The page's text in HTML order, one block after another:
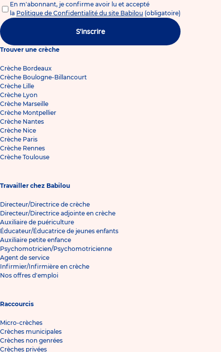
En m'abonnant, je confirme avoir lu et accepté
la Politique de Confidentialité du site Babilou (obligatoire)
S'inscrire
Trouver une crèche
Crèche Bordeaux
Crèche Boulogne-Billancourt
Crèche Lille
Crèche Lyon
Crèche Marseille
Crèche Montpellier
Crèche Nantes
Crèche Nice
Crèche Paris
Crèche Rennes
Crèche Toulouse
Travailler chez Babilou
Directeur/Directrice de crèche
Directeur/Directrice adjointe en crèche
Auxiliaire de puériculture
Éducateur/Éducatrice de jeunes enfants
Auxiliaire petite enfance
Psychomotricien/Psychomotricienne
Agent de service
Infirmier/Infirmière en crèche
Nos offres d'emploi
Raccourcis
Micro-crèches
Crèches municipales
Crèches non genrées
Crèches privées